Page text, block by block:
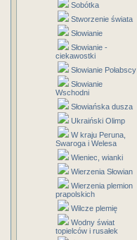
Sobótka
Stworzenie świata
Słowianie
Słowianie -
ciekawostki
Słowianie Połabscy
Słowianie
Wschodni
Słowiańska dusza
Ukraiński Olimp
W kraju Peruna,
Swaroga i Welesa
Wieniec, wianki
Wierzenia Słowian
Wierzenia plemion
prapolskich
Wilcze plemię
Wodny świat
topielców i rusałek